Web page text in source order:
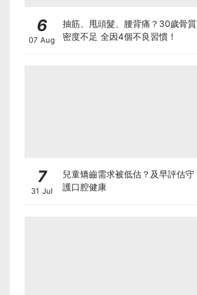
6
07 Aug
抽筋、甩頭髮、腰背痛？30歲骨質
密度不足 全因4個不良習慣！
7
31 Jul
兒童矯齒需求被低估？及早評估守
護口腔健康